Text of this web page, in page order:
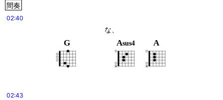
間奏
02:40
な、
G Asus4 A
02:43